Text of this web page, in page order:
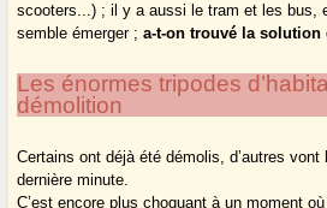
scooters...) ; il y a aussi le tram et les bus,
semble émerger ;a-t-on trouvé la
Les énormes tripodes
démolition
Certains ont déjà été démolis, d’autres vont
dernière minute.
C’est encore plus choquant à un moment